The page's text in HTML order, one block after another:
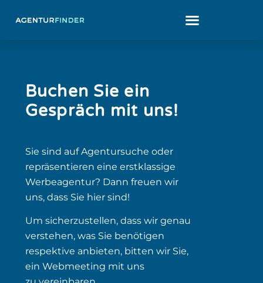
Buchen Sie ein
Gespräch mit uns!
Sie sind auf Agentursuche oder
repräsentieren eine erstklassige
Werbeagentur? Dann freuen wir
uns, dass Sie hier sind!
Um sicherzustellen, dass wir genau
verstehen, was Sie benötigen
respektive anbieten, bitten wir Sie,
ein Webmeeting mit uns